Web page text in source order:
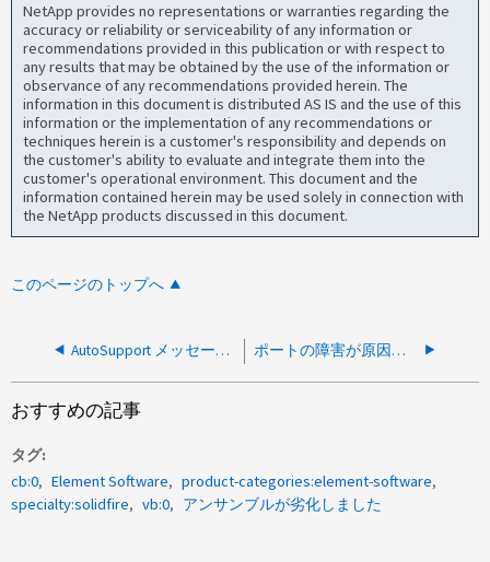
NetApp provides no representations or warranties regarding the
accuracy or reliability or serviceability of any information or
recommendations provided in this publication or with respect to
any results that may be obtained by the use of the information or
observance of any recommendations provided herein. The
information in this document is distributed AS IS and the use of this
information or the implementation of any recommendations or
techniques herein is a customer's responsibility and depends on
the customer's ability to evaluate and integrate them into the
customer's operational environment. This document and the
information contained herein may be used solely in connection with
the NetApp products discussed in this document.
このページのトップへ
AutoSupport メッセージ： Element クラスタでドライブに障害が発生しました ポートの障害が原因でBMC/IPMI IPに到達できません
おすすめの記事
タグ
cb:0
Element Software
product-categories:element-software
specialty:solidfire
vb:0 アンサンブルが劣化しました